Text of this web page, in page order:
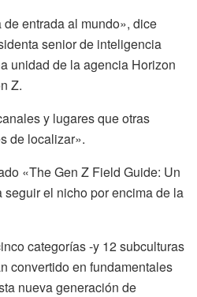
entrada al mundo», dice
senior de inteligencia
unidad de la agencia Horizon
Z.
y lugares que otras
de localizar».
«The Gen Z Field Guide: Un
el nicho por encima de la
categorías -y 12 subculturas
convertido en fundamentales
nueva generación de